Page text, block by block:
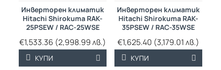
Инверторен климатик
Hitachi Shirokuma RAK-
25PSEW / RAC-25WSE
€1,533.36 (2,998.99 лв.)
КУПИ
Инверторен климатик
Hitachi Shirokuma RAK-
35PSEW / RAC-35WSE
€1,625.40 (3,179.01 лв.)
КУПИ